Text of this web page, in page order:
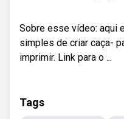
Sobre esse vídeo: aqui
simples de criar caça-
imprimir. Link para o ...
Tags